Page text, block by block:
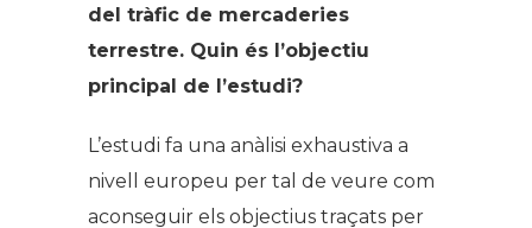
del tràfic de mercaderies
terrestre. Quin és l’objectiu
principal de l’estudi?
L’estudi fa una anàlisi exhaustiva a
nivell europeu per tal de veure com
aconseguir els objectius traçats per